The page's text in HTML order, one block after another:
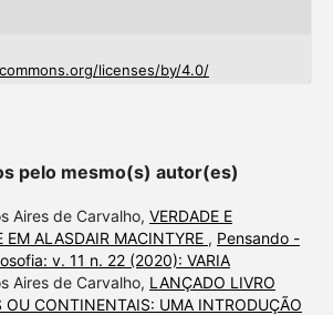
licenses/by/4.0/
pelo mesmo(s) autor(es)
Aires de Carvalho, VERDADE E
EM ALASDAIR MACINTYRE , Pensando -
v. 11 n. 22 (2020): VARIA
Aires de Carvalho, LANÇADO LIVRO
OU CONTINENTAIS: UMA INTRODUÇÃO